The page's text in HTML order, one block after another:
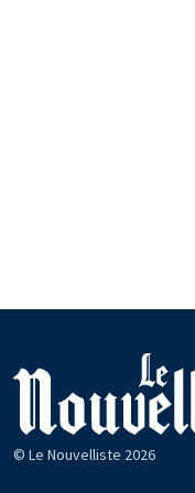
© Le Nouvelliste 2026